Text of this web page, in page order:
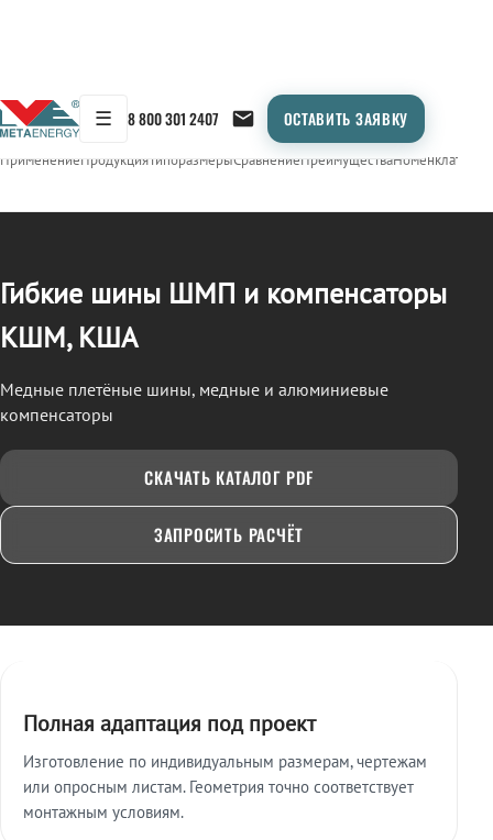
☰ 8 800 301 2407 ОСТАВИТЬ ЗАЯВКУ
← Продукция/ШМП, КШМ, КША
ПрименениеПродукцияТипоразмерыСравнениеПреимуществаНоменклатура
Гибкие шины ШМП и компенсаторы
КШМ, КША
Медные плетёные шины, медные и алюминиевые
компенсаторы
СКАЧАТЬ КАТАЛОГ PDF
ЗАПРОСИТЬ РАСЧЁТ
Полная адаптация под проект
Изготовление по индивидуальным размерам, чертежам
или опросным листам. Геометрия точно соответствует
монтажным условиям.